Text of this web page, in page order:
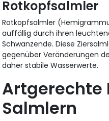
Rotkopfsalmler
Rotkopfsalmler
auffällig durch ihren
Schwanzende. Diese
gegenüber Veränderungen
daher stabile Wasserwerte.
Artgerechte
Salmlern